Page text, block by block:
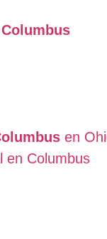
en
en Columbus